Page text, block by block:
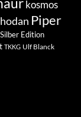
kosmos
Piper
Silber Edition
TKKG Ulf Blanck